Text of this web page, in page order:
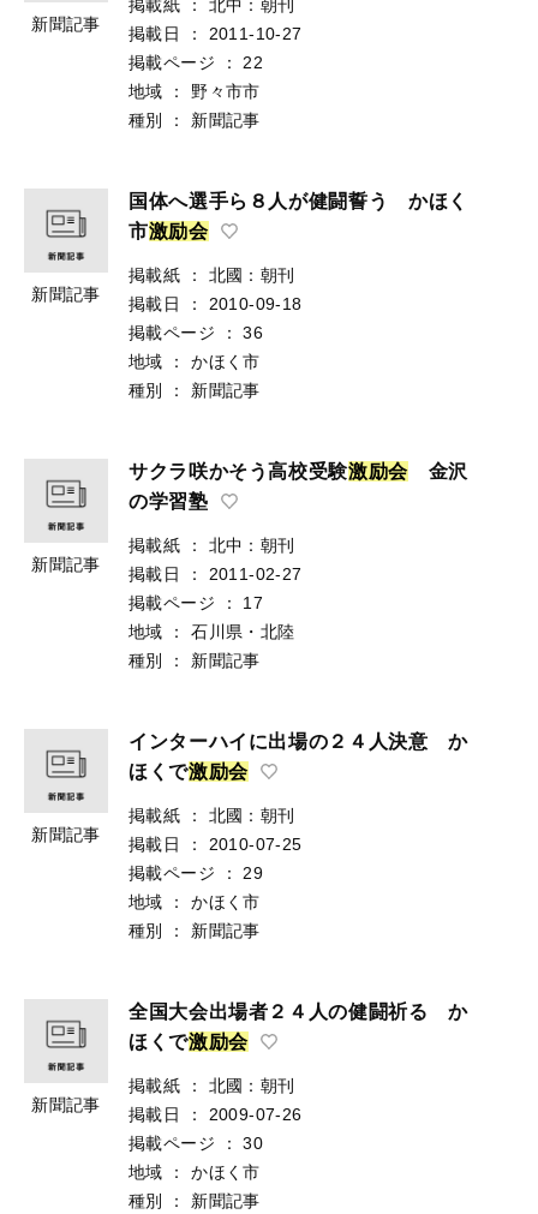
新聞記事
掲載紙 ：
北中：朝刊
掲載日
：
2011-10-27
掲載ページ
：
22
地域
：
野々市市
種別
： 新聞記事
新聞記事
国体へ選手ら８人が健闘誓う かほく
市激励会
掲載紙 ：
北國：朝刊
掲載日
：
2010-09-18
掲載ページ
：
36
地域
：
かほく市
種別
： 新聞記事
新聞記事
サクラ咲かそう高校受験激励会金沢
の学習塾
掲載紙 ：
北中：朝刊
掲載日
：
2011-02-27
掲載ページ
：
17
地域
：
石川県・北陸
種別
： 新聞記事
新聞記事
インターハイに出場の２４人決意 か
ほくで激励会
掲載紙 ：
北國：朝刊
掲載日
：
2010-07-25
掲載ページ
：
29
地域
：
かほく市
種別
： 新聞記事
新聞記事
全国大会出場者２４人の健闘祈る か
ほくで激励会
掲載紙 ：
北國：朝刊
掲載日
：
2009-07-26
掲載ページ
：
30
地域
：
かほく市
種別
： 新聞記事